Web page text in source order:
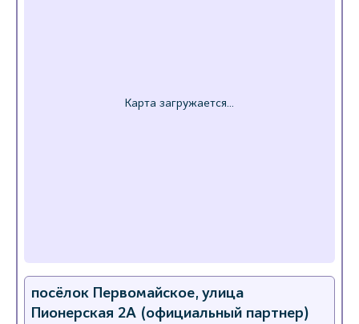
посёлок Первомайское, улица
Пионерская 2А (официальный партнер)